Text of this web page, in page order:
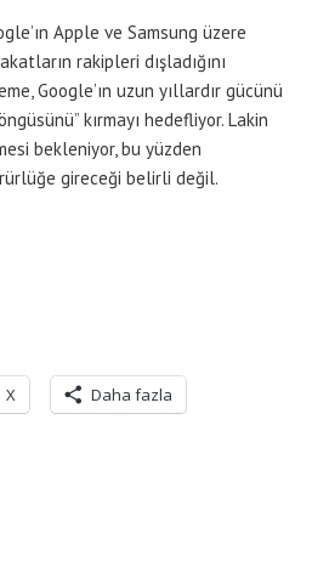
Apple ve Samsung üzere
rakipleri dışladığını
Google’ın uzun yıllardır gücünü
kırmayı hedefliyor. Lakin
bekleniyor, bu yüzden
gireceği belirli değil.
X Daha fazla